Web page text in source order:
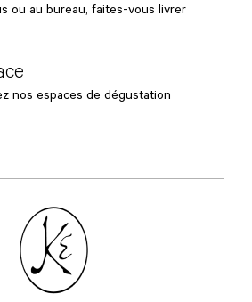
ou au bureau, faites-vous livrer
nos espaces de dégustation